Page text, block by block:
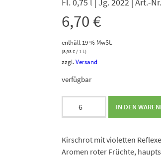
6,70€
enthält 19 % MwSt.
(8,93€/ 1 L)
zzgl.Versand
verfügbar
IN DEN
Kirschrot mit violetten
Aromen roter Früchte,